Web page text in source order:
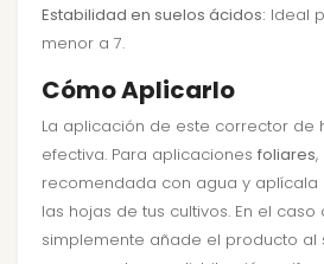
Estabilidad en suelos ácidos: Ideal
menor a 7.
Cómo Aplicarlo
La aplicación de este corrector de
efectiva. Para aplicaciones foliares,
recomendada con agua y
las hojas de tus cultivos. En el caso
simplemente añade el producto al